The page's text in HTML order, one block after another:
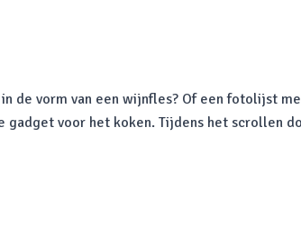
de vorm van een wijnfles? Of een fotolijst
gadget voor het koken. Tijdens het scrollen